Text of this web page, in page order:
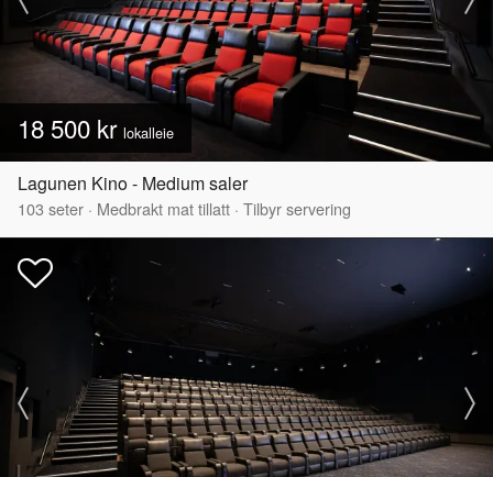
18 500 kr lokalleie
Lagunen Kino - Medium saler
103 seter · Medbrakt mat tillatt · Tilbyr servering